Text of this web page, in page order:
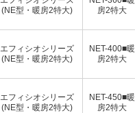
(NE型・暖房2特大)
房2特大
エフィシオシリーズ
(NE型・暖房2特大)
NET-400■暖
房2特大
エフィシオシリーズ
(NE型・暖房2特大)
NET-450■暖
房2特大